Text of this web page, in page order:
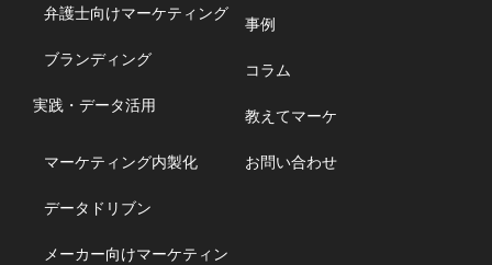
弁護士向けマーケティング
ブランディング
実践・データ活用
マーケティング内製化
データドリブン
メーカー向けマーケティン
事例
コラム
教えてマーケ
お問い合わせ